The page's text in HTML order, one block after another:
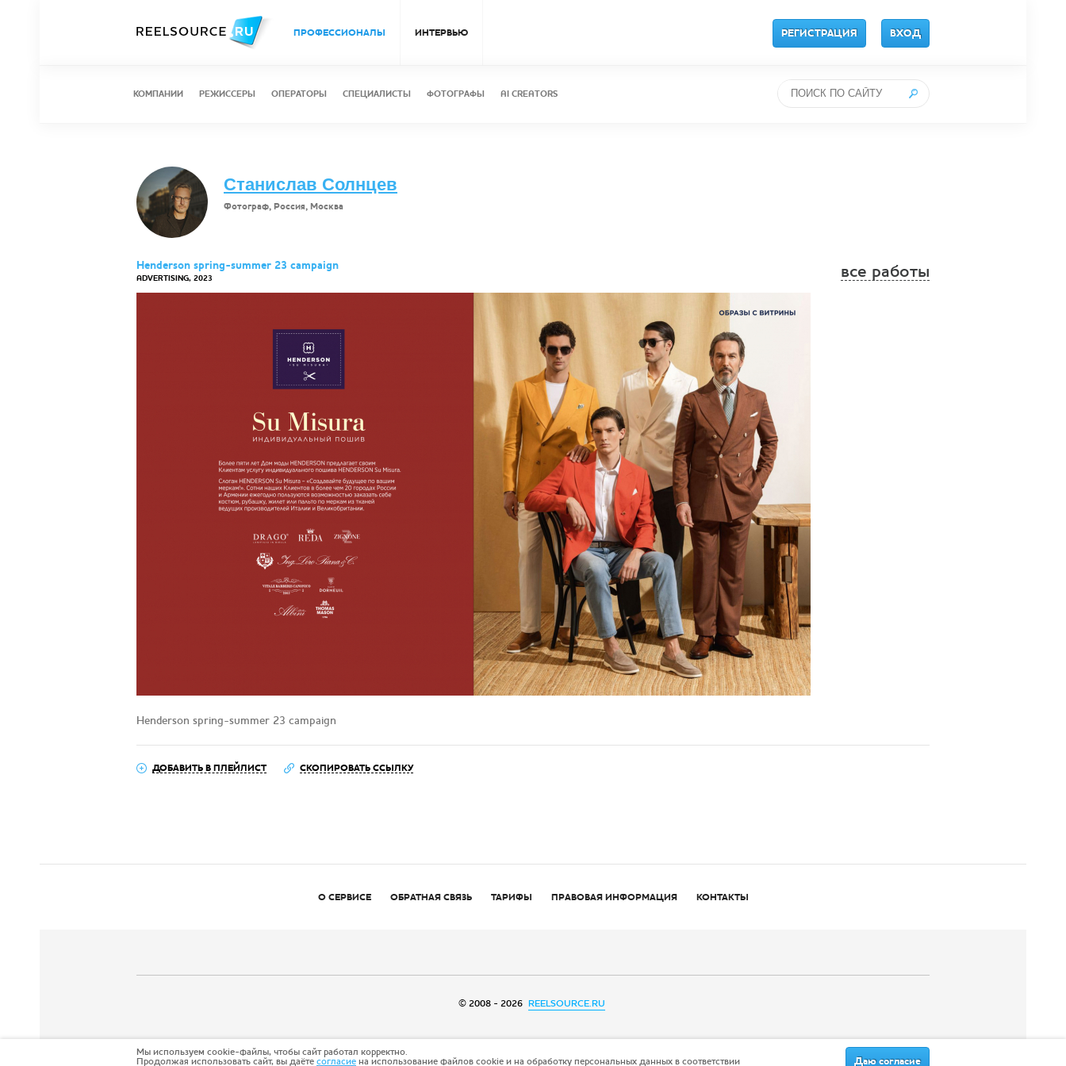
ПРОФЕССИОНАЛЫ ИНТЕРВЬЮ РЕГИСТРАЦИЯ ВХОД
КОМПАНИИ РЕЖИССЕРЫ ОПЕРАТОРЫ СПЕЦИАЛИСТЫ ФОТОГРАФЫ AI CREATORS
Станислав Солнцев
Фотограф, Россия, Москва
Henderson spring-summer 23 campaign все работы
ADVERTISING, 2023
Henderson spring-summer 23 campaign
ДОБАВИТЬ В ПЛЕЙЛИСТ СКОПИРОВАТЬ ССЫЛКУ
О СЕРВИСЕ ОБРАТНАЯ СВЯЗЬ ТАРИФЫ ПРАВОВАЯ ИНФОРМАЦИЯ КОНТАКТЫ
© 2008 - 2026 REELSOURCE.RU
Даю согласие
Мы используем cookie-файлы, чтобы сайт работал корректно.
Продолжая использовать сайт, вы даётесогласиена использование файлов cookie и на обработку персональных данных в соответствии